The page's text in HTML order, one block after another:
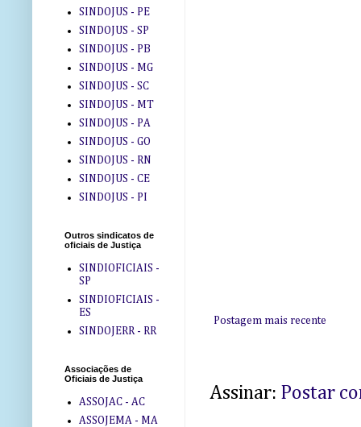
Postagem mais recente
Assinar: Postar
SINDOJUS - PE
SINDOJUS - SP
SINDOJUS - PB
SINDOJUS - MG
SINDOJUS - SC
SINDOJUS - MT
SINDOJUS - PA
SINDOJUS - GO
SINDOJUS - RN
SINDOJUS - CE
SINDOJUS - PI
Outros sindicatos de
oficiais de Justiça
SINDIOFICIAIS -
SP
SINDIOFICIAIS -
ES
SINDOJERR - RR
Associações de
Oficiais de Justiça
ASSOJAC - AC
ASSOJEMA - MA